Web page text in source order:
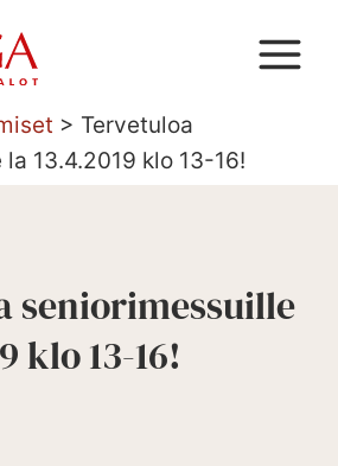
> Tervetuloa
13.4.2019 klo 13-16!
seniorimessuille
klo 13-16!